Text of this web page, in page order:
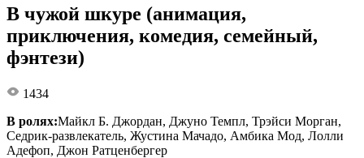
В чужой шкуре (анимация,
приключения, комедия, семейный,
фэнтези)
1434
В ролях:Майкл Б. Джордан, Джуно Темпл, Трэйси Морган,
Седрик-развлекатель, Жустина Мачадо, Амбика Мод, Лолли
Адефоп, Джон Ратценбергер